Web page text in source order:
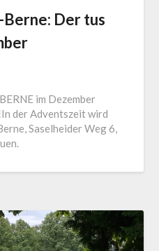
Berne: Der tus
im Dezember
der Adventszeit wird
Saselheider Weg 6,